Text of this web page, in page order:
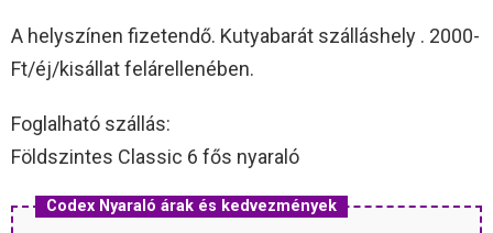
A helyszínen fizetendő. Kutyabarát szálláshely . 2000-
Ft/éj/kisállat felárellenében.
Foglalható szállás:
Földszintes Classic 6 fős nyaraló
Codex Nyaraló árak és kedvezmények